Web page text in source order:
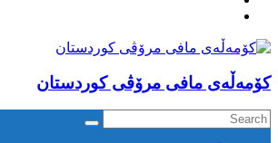
كۆمه‌ڵه‌ی مافی مرۆڤی کوردستان